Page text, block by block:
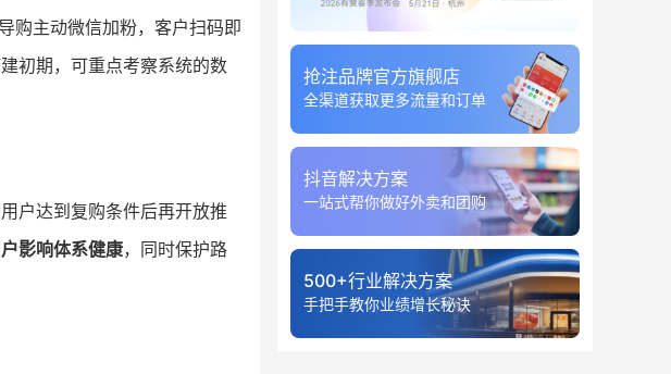
购主动微信加粉，客户扫码即
初期，可重点考察系统的数
户达到复购条件后再开放推
影响体系健康，同时保护路
抢注品牌官方旗舰店
全渠道获取更多流量和订单
抖音解决方案
一站式帮你做好外卖和团购
500+行业解决方案
手把手教你业绩增长秘诀